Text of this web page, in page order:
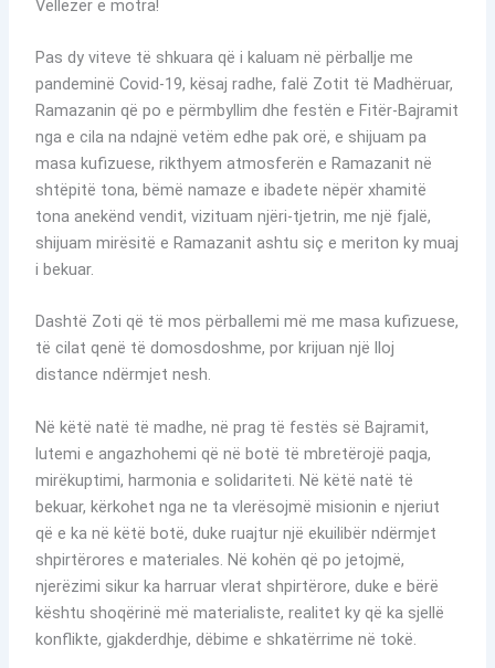
Vëllezër e motra!
Pas dy viteve të shkuara që i kaluam në përballje me
pandeminë Covid-19, kësaj radhe, falë Zotit të Madhëruar,
Ramazanin që po e përmbyllim dhe festën e Fitër-Bajramit
nga e cila na ndajnë vetëm edhe pak orë, e shijuam pa
masa kufizuese, rikthyem atmosferën e Ramazanit në
shtëpitë tona, bëmë namaze e ibadete nëpër xhamitë
tona anekënd vendit, vizituam njëri-tjetrin, me një fjalë,
shijuam mirësitë e Ramazanit ashtu siç e meriton ky muaj
i bekuar.
Dashtë Zoti që të mos përballemi më me masa kufizuese,
të cilat qenë të domosdoshme, por krijuan një lloj
distance ndërmjet nesh.
Në këtë natë të madhe, në prag të festës së Bajramit,
lutemi e angazhohemi që në botë të mbretërojë paqja,
mirëkuptimi, harmonia e solidariteti. Në këtë natë të
bekuar, kërkohet nga ne ta vlerësojmë misionin e njeriut
që e ka në këtë botë, duke ruajtur një ekuilibër ndërmjet
shpirtërores e materiales. Në kohën që po jetojmë,
njerëzimi sikur ka harruar vlerat shpirtërore, duke e bërë
kështu shoqërinë më materialiste, realitet ky që ka sjellë
konflikte, gjakderdhje, dëbime e shkatërrime në tokë.